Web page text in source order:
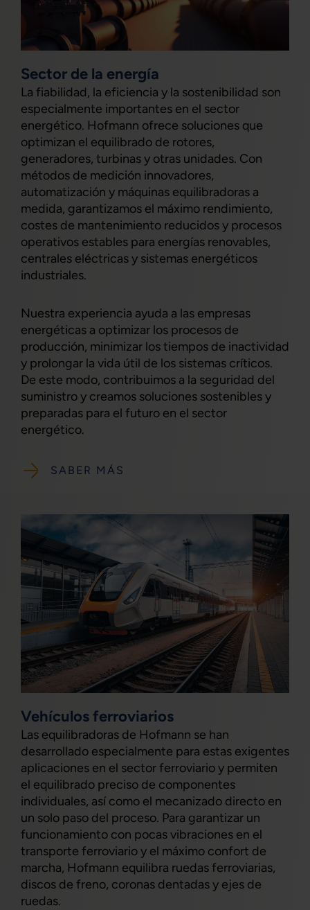
Sector de la energía
La fiabilidad, la eficiencia y la sostenibilidad son
especialmente importantes en el sector
energético. Hofmann ofrece soluciones que
optimizan el equilibrado de rotores,
generadores, turbinas y otras unidades. Con
métodos de medición innovadores,
automatización y máquinas equilibradoras a
medida, garantizamos el máximo rendimiento,
costes de mantenimiento reducidos y procesos
operativos estables para energías renovables,
centrales eléctricas y sistemas energéticos
industriales.
Nuestra experiencia ayuda a las empresas
energéticas a optimizar los procesos de
producción, minimizar los tiempos de inactividad
y prolongar la vida útil de los sistemas críticos.
De este modo, contribuimos a la seguridad del
suministro y creamos soluciones sostenibles y
preparadas para el futuro en el sector
energético.
SABER MÁS
Vehículos ferroviarios
Las equilibradoras de Hofmann se han
desarrollado especialmente para estas exigentes
aplicaciones en el sector ferroviario y permiten
el equilibrado preciso de componentes
individuales, así como el mecanizado directo en
un solo paso del proceso. Para garantizar un
funcionamiento con pocas vibraciones en el
transporte ferroviario y el máximo confort de
marcha, Hofmann equilibra ruedas ferroviarias,
discos de freno, coronas dentadas y ejes de
ruedas.